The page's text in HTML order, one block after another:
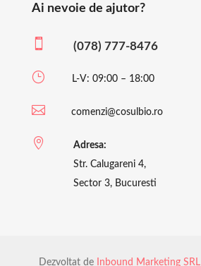
Ai nevoie de ajutor?
 (078) 777-8476
} L-V: 09:00 – 18:00
 comenzi@cosulbio.ro

Adresa:
Str. Calugareni 4,
Sector 3, Bucuresti
Dezvoltat de Inbound Marketing SRL